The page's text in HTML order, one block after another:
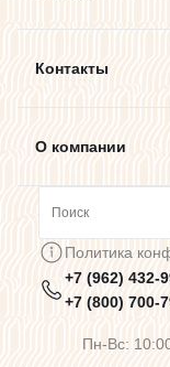
Контакты
О компании
Предупреждения
Политика
+7 (962) 432-
+7 (800) 700-
Пн-Вс: